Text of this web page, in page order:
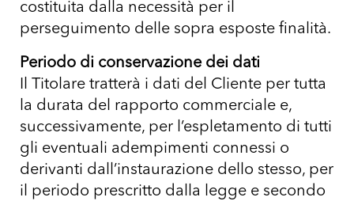
costituita dalla necessità per il
perseguimento delle sopra esposte finalità.
Periodo di conservazione dei dati
Il Titolare tratterà i dati del Cliente per tutta
la durata del rapporto commerciale e,
successivamente, per l’espletamento di tutti
gli eventuali adempimenti connessi o
derivanti dall’instaurazione dello stesso, per
il periodo prescritto dalla legge e secondo